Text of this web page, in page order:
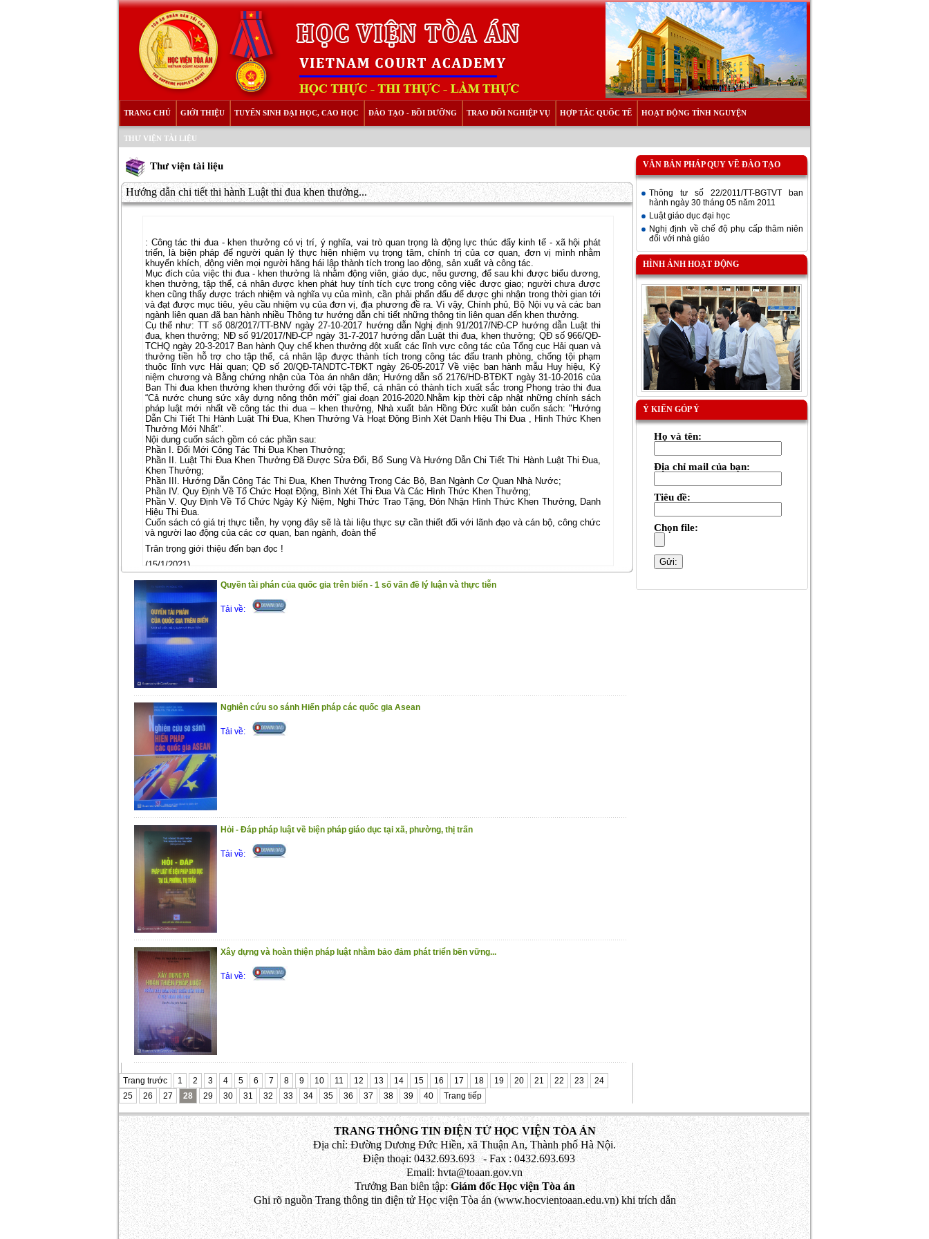
TRANG CHỦ GIỚI THIỆU TUYỂN SINH ĐẠI HỌC, CAO HỌC ĐÀO TẠO - BỒI DƯỠNG TRAO ĐỔI NGHIỆP VỤ HỢP TÁC QUỐC TẾ HOẠT ĐỘNG TÌNH NGUYỆN
THƯ VIỆN TÀI LIỆU
Thư viện tài liệu
Hướng dẫn chi tiết thi hành Luật thi đua khen thưởng...
: Công tác thi đua - khen thưởng có vị trí, ý nghĩa, vai trò quan trọng là động lực thúc đẩy kinh tế - xã hội phát
triển, là biện pháp để người quản lý thực hiện nhiệm vụ trọng tâm, chính trị của cơ quan, đơn vị mình nhằm
khuyến khích, động viên mọi người hăng hái lập thành tích trong lao động, sản xuất và công tác.
Mục đích của việc thi đua - khen thưởng là nhằm động viên, giáo dục, nêu gương, để sau khi được biểu dương,
khen thưởng, tập thể, cá nhân được khen phát huy tính tích cực trong công việc được giao; người chưa được
khen cũng thấy được trách nhiệm và nghĩa vụ của mình, cần phải phấn đấu để được ghi nhận trong thời gian tới
và đạt được mục tiêu, yêu cầu nhiệm vụ của đơn vị, địa phương đề ra. Vì vậy, Chính phủ, Bộ Nội vụ và các ban
ngành liên quan đã ban hành nhiều Thông tư hướng dẫn chi tiết những thông tin liên quan đến khen thưởng.
Cụ thể như: TT số 08/2017/TT-BNV ngày 27-10-2017 hướng dẫn Nghị định 91/2017/NĐ-CP hướng dẫn Luật thi
đua, khen thưởng; NĐ số 91/2017/NĐ-CP ngày 31-7-2017 hướng dẫn Luật thi đua, khen thưởng; QĐ số 966/QĐ-
TCHQ ngày 20-3-2017 Ban hành Quy chế khen thưởng đột xuất các lĩnh vực công tác của Tổng cục Hải quan và
thưởng tiền hỗ trợ cho tập thể, cá nhân lập được thành tích trong công tác đấu tranh phòng, chống tội phạm
thuộc lĩnh vực Hải quan; QĐ số 20/QĐ-TANDTC-TĐKT ngày 26-05-2017 Về việc ban hành mẫu Huy hiệu, Kỷ
niệm chương và Bằng chứng nhận của Tòa án nhân dân; Hướng dẫn số 2176/HD-BTĐKT ngày 31-10-2016 của
Ban Thi đua khen thưởng khen thưởng đối với tập thể, cá nhân có thành tích xuất sắc trong Phong trào thi đua
“Cả nước chung sức xây dựng nông thôn mới” giai đoạn 2016-2020.Nhằm kịp thời cập nhật những chính sách
pháp luật mới nhất về công tác thi đua – khen thưởng, Nhà xuất bản Hồng Đức xuất bản cuốn sách: "Hướng
Dẫn Chi Tiết Thi Hành Luật Thi Đua, Khen Thưởng Và Hoạt Động Bình Xét Danh Hiệu Thi Đua , Hình Thức Khen
Thưởng Mới Nhất".
Nội dung cuốn sách gồm có các phần sau:
Phần I. Đổi Mới Công Tác Thi Đua Khen Thưởng;
Phần II. Luật Thi Đua Khen Thưởng Đã Được Sửa Đổi, Bổ Sung Và Hướng Dẫn Chi Tiết Thi Hành Luật Thi Đua,
Khen Thưởng;
Phần III. Hướng Dẫn Công Tác Thi Đua, Khen Thưởng Trong Các Bộ, Ban Ngành Cơ Quan Nhà Nước;
Phần IV. Quy Định Về Tổ Chức Hoạt Động, Bình Xét Thi Đua Và Các Hình Thức Khen Thưởng;
Phần V. Quy Định Về Tổ Chức Ngày Kỷ Niệm, Nghi Thức Trao Tặng, Đón Nhận Hình Thức Khen Thưởng, Danh
Hiệu Thi Đua.
Cuốn sách có giá trị thực tiễn, hy vọng đây sẽ là tài liệu thực sự cần thiết đối với lãnh đạo và cán bộ, công chức
và người lao động của các cơ quan, ban ngành, đoàn thể
Trân trọng giới thiệu đến bạn đọc !
(15/1/2021)
Quyền tài phán của quốc gia trên biển - 1 số vấn đề lý luận và thực tiễn
Tải về:
Nghiên cứu so sánh Hiến pháp các quốc gia Asean
Tải về:
Hỏi - Đáp pháp luật về biện pháp giáo dục tại xã, phường, thị trấn
Tải về:
Xây dựng và hoàn thiện pháp luật nhằm bảo đảm phát triển bền vững...
Tải về:
Trang trước 1 2 3 4 5 6 7 8 9 10 11 12 13 14 15 16 17 18 19 20 21 22 23
24
25
26 27 28 29 30 31 32 33 34 35 36 37 38 39 40 Trang tiếp
VĂN BẢN PHÁP QUY VỀ ĐÀO TẠO
Thông tư số 22/2011/TT-BGTVT ban
hành ngày 30 tháng 05 năm 2011
Luật giáo dục đại học
Nghị định về chế độ phụ cấp thâm niên
đối với nhà giáo
HÌNH ẢNH HOẠT ĐỘNG
Ý KIẾN GÓP Ý
Họ và tên:
Địa chỉ mail của bạn:
Tiêu đề:
Chọn file:
TRANG THÔNG TIN ĐIỆN TỬ HỌC VIỆN TÒA ÁN
Địa chỉ: Đường Dương Đức Hiền, xã Thuận An, Thành phố Hà Nội.
Điện thoại: 0432.693.693 - Fax : 0432.693.693
Email: hvta@toaan.gov.vn
Trưởng Ban biên tập:Giám đốc Học viện Tòa án
Ghi rõ nguồn Trang thông tin điện tử Học viện Tòa án (www.hocvientoaan.edu.vn) khi trích dẫn